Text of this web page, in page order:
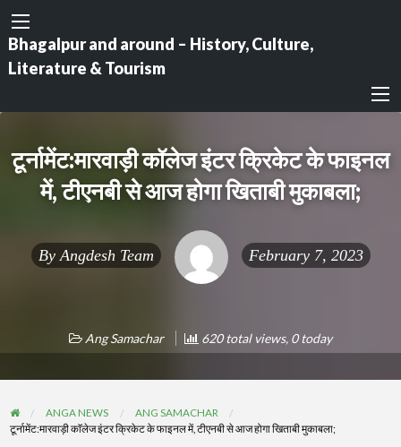
Bhagalpur and around – History, Culture,
Literature & Tourism
टूर्नामेंट:मारवाड़ी काॅलेज इंटर क्रिकेट के फाइनल
में, टीएनबी से आज होगा खिताबी मुकाबला;
By Angdesh Team February 7, 2023
Ang Samachar 620 total views, 0 today
ANGA NEWS
ANG SAMACHAR
टूर्नामेंट:मारवाड़ी काॅलेज इंटर क्रिकेट के फाइनल में, टीएनबी से आज होगा खिताबी मुकाबला;